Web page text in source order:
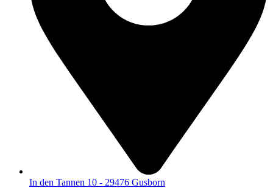
In den Tannen 10 - 29476 Gusborn